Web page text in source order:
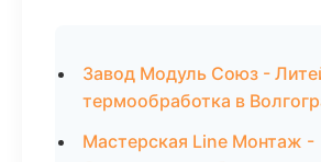
Завод Модуль Союз -
термообработка в
Мастерская Line Монтаж -